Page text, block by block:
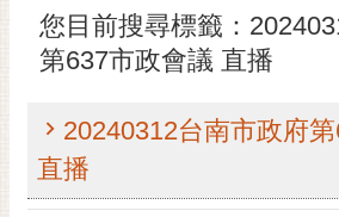
精彩府城
市府動態
市府團隊
主題服務
您目前搜尋標籤：
第637市政會議 直播
20240312台南市政府
直播